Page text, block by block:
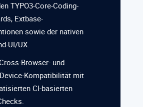
TYPO3-Core-Coding-
Extbase-
sowie der nativen
UI/UX.
Browser- und
Kompatibilität mit
CI-basierten